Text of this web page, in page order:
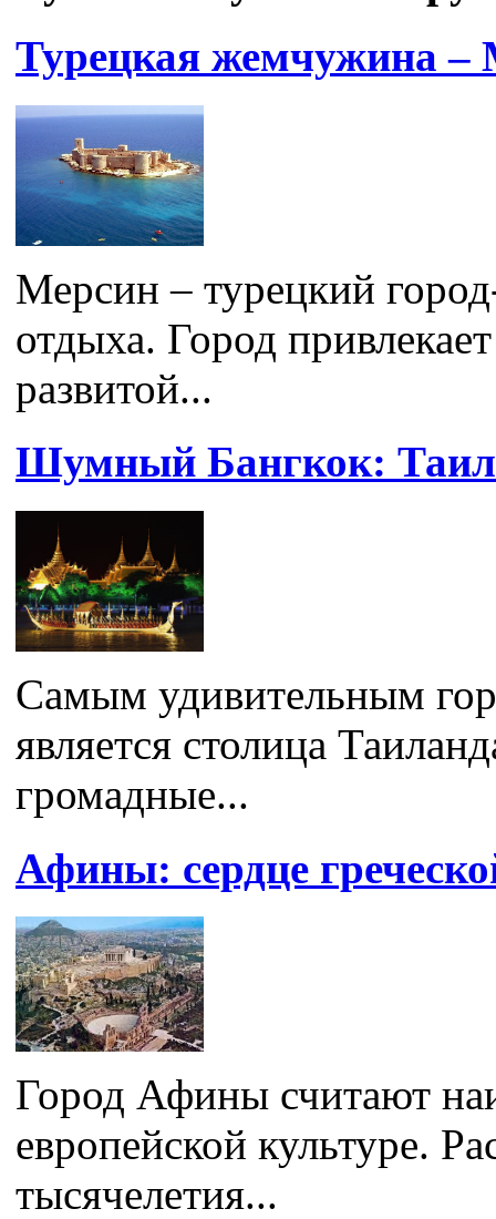
Турецкая жемчужина –
Мерсин – турецкий
отдыха. Город
развитой...
Шумный Бангкок:
Самым удивительным
является столица
громадные...
Афины: сердце
Город Афины считают
европейской культуре.
тысячелетия...